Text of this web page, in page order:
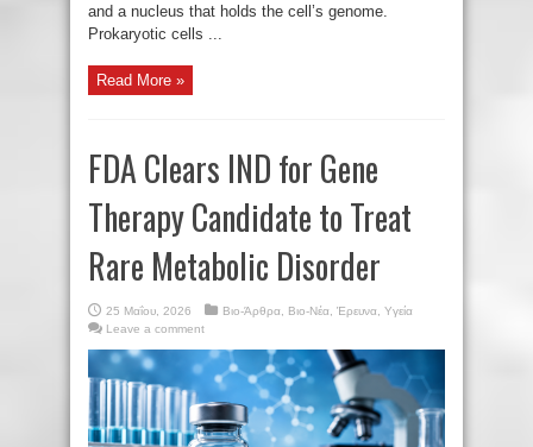
and a nucleus that holds the cell’s genome.
Prokaryotic cells ...
Read More »
FDA Clears IND for Gene
Therapy Candidate to Treat
Rare Metabolic Disorder
25 Μαΐου, 2026 Βιο-Άρθρα Βιο-Νέα Έρευνα Υγεία
Leave a comment